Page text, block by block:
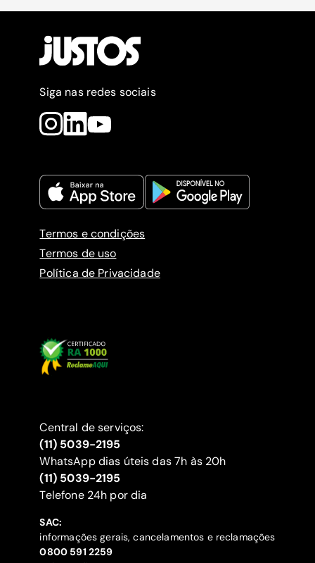
Siga nas redes sociais
Termos e condições
Termos de uso
Política de Privacidade
Central de serviços:
(11) 5039-2195
WhatsApp dias úteis das 7h às 20h
(11) 5039-2195
‍Telefone 24h por dia
SAC:
informações gerais, cancelamentos e reclamações
‍0800 591 2259